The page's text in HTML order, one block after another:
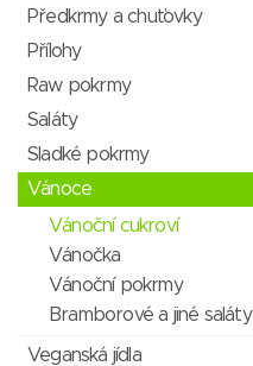
Předkrmy a chuťovky
Přílohy
Raw pokrmy
Saláty
Sladké pokrmy
Vánoce
Vánoční cukroví
Vánočka
Vánoční pokrmy
Bramborové a jiné saláty
Veganská jídla